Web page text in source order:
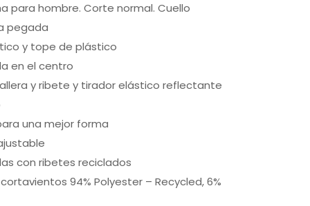
para hombre. Corte normal. Cuello
pegada
y tope de plástico
en el centro
y ribete y tirador elástico reflectante
una mejor forma
con ribetes reciclados
94% Polyester – Recycled, 6%